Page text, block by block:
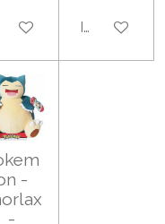
winkelwagenIn
-
-